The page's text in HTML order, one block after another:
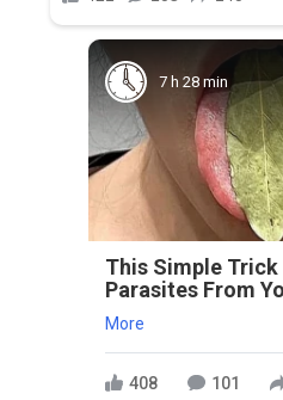
7 h 28 min
This Simple Trick
Parasites From
More
408 101